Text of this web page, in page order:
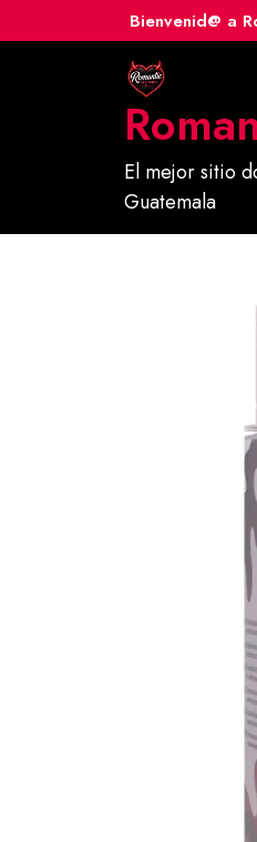
al
Bienvenid@ a
El mejor sitio
Guatemala